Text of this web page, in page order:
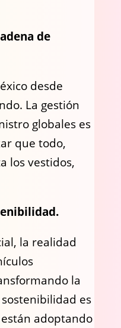
de
desde
La gestión
globales es
que todo,
los vestidos,
la realidad
la
es
adoptando